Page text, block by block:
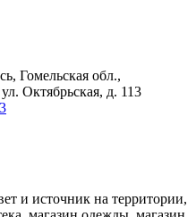
Гомельская обл.,
Октябрьская, д. 113
и источник на территории,